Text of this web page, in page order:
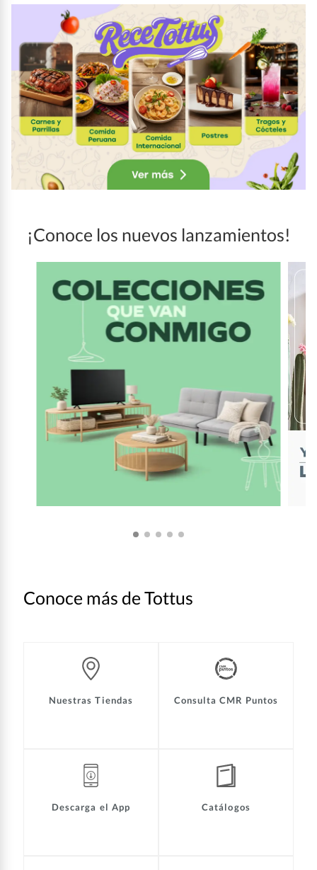
¡Conoce los nuevos lanzamientos!
Conoce más de Tottus
Nuestras Tiendas Consulta CMR Puntos
Descarga el App Catálogos